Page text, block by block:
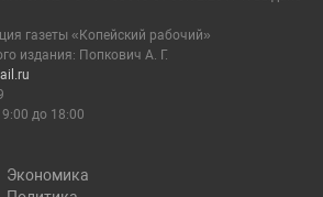
Экономика
газеты «Копейский рабочий»
издания: Попкович А. Г.
до 18:00